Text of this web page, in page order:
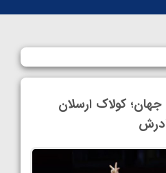
کولاک ارسلان